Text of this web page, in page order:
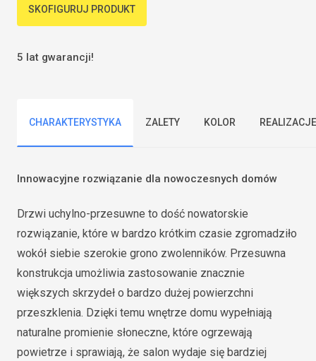
SKOFIGURUJ PRODUKT
5 lat gwarancji!
CHARAKTERYSTYKA ZALETY KOLOR REALIZACJE
Innowacyjne rozwiązanie dla nowoczesnych domów
Drzwi uchylno-przesuwne to dość nowatorskie
rozwiązanie, które w bardzo krótkim czasie zgromadziło
wokół siebie szerokie grono zwolenników. Przesuwna
konstrukcja umożliwia zastosowanie znacznie
większych skrzydeł o bardzo dużej powierzchni
przeszklenia. Dzięki temu wnętrze domu wypełniają
naturalne promienie słoneczne, które ogrzewają
powietrze i sprawiają, że salon wydaje się bardziej